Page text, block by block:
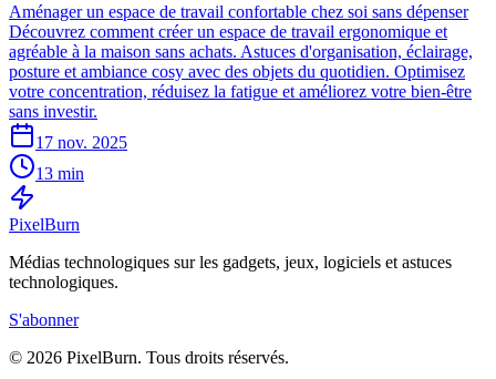
Aménager un espace de travail confortable chez soi sans dépenser
Découvrez comment créer un espace de travail ergonomique et
agréable à la maison sans achats. Astuces d'organisation, éclairage,
posture et ambiance cosy avec des objets du quotidien. Optimisez
votre concentration, réduisez la fatigue et améliorez votre bien-être
sans investir.
17 nov. 2025
13 min
PixelBurn
Médias technologiques sur les gadgets, jeux, logiciels et astuces
technologiques.
S'abonner
© 2026 PixelBurn. Tous droits réservés.